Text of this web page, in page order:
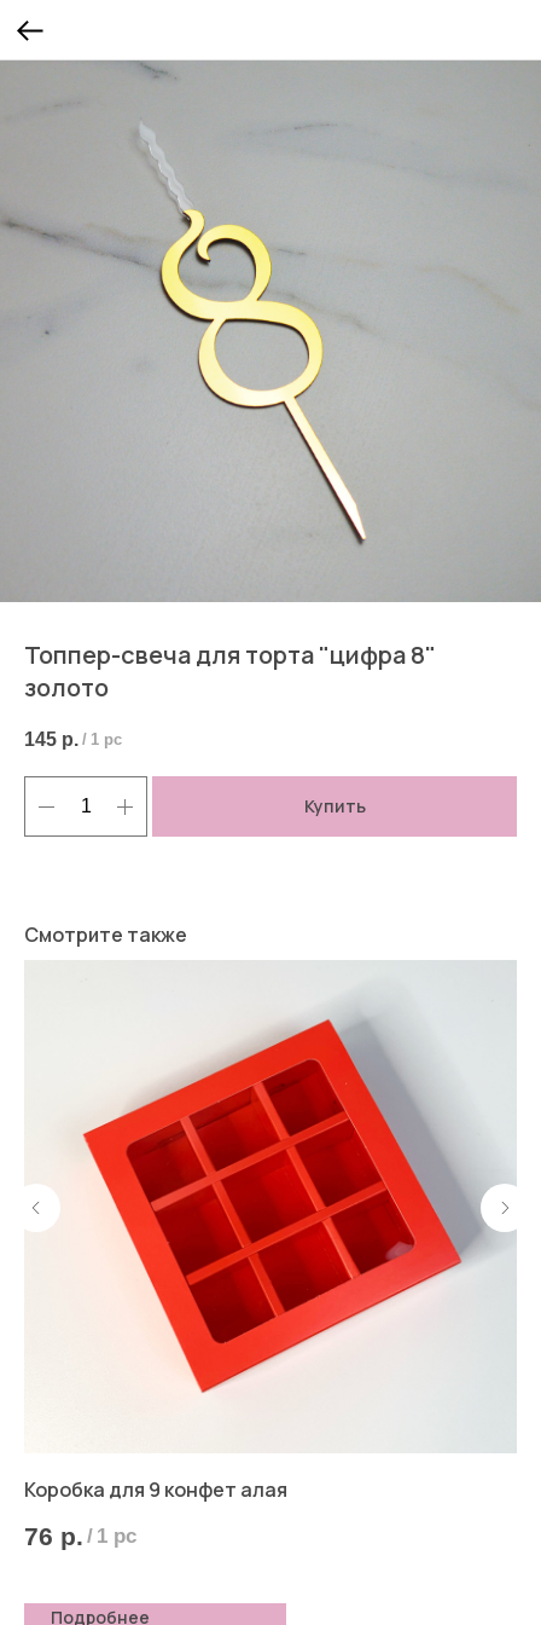
Топпер-свеча для торта "цифра 8"
золото
145 р. / 1 pc
Купить
Смотрите также
Коробка для 9 конфет алая
76 р. / 1 pc
Подробнее